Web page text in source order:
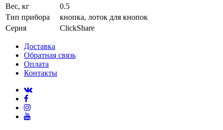
Вес, кг
0.5
Тип прибора
кнопка, лоток для кнопок
Серия
ClickShare
Доставка
Обратная связь
Оплата
Контакты